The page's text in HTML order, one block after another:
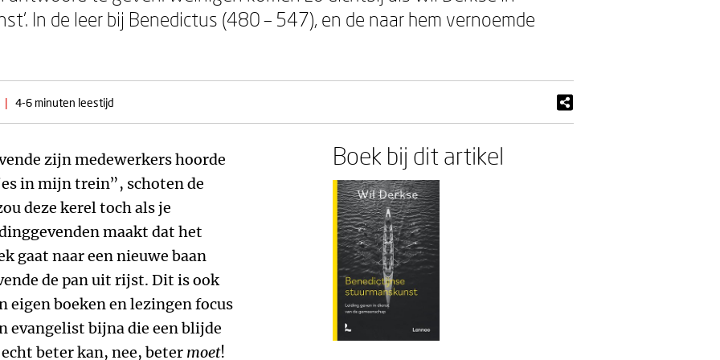
In de leer bij Benedictus (480 – 547), en de naar hem vernoemde
| 4-6 minuten leestijd
zijn medewerkers hoorde
in mijn trein”, schoten de
deze kerel toch als je
maakt dat het
gaat naar een nieuwe baan
de pan uit rijst. Dit is ook
boeken en lezingen focus
evangelist bijna die een blijde
beter kan, nee, beter moet!
Boek bij dit artikel